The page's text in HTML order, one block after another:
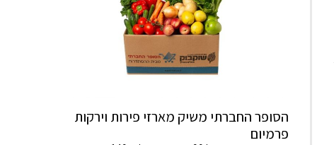
הסופר החברתי משיק מארזי פירות וירקות
פרמיום